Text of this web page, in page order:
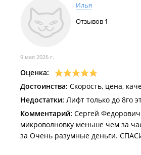
Илья
Отзывов 1
9 мая 2026 г.
Оценка:
Достоинства: Скорость, цена,
Недостатки: Лифт только до 8го
Комментарий: Сергей
микроволновку меньше чем за
за Очень разумные деньги.